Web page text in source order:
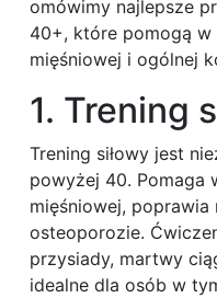
omówimy najlepsze
40+, które pomogą w
mięśniowej i ogólnej
1. Trening
Trening siłowy jest
powyżej 40. Pomaga
mięśniowej,
osteoporozie.
przysiady, martwy
idealne dla osób w